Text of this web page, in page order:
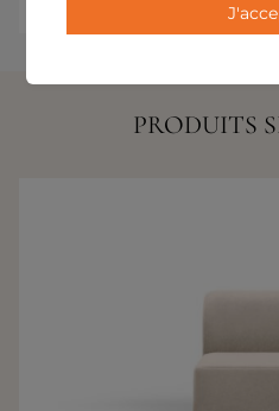
PRODUITS